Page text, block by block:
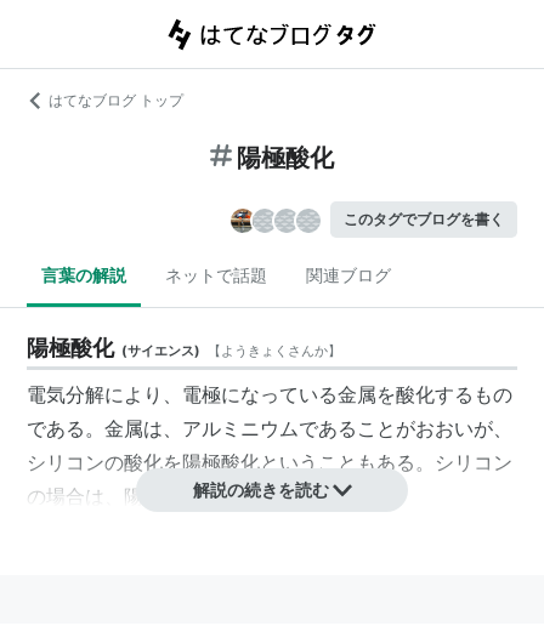
はてなブログ トップ
陽極酸化
このタグでブログを書く
言葉の解説 ネットで話題 関連ブログ
陽極酸化 (サイエンス) 【ようきょくさんか】
電気分解により、電極になっている金属を酸化するもの
である。金属は、アルミニウムであることがおおいが、
シリコンの酸化を陽極酸化ということもある。シリコン
の場合は、陽極化成と言うことが多い。
解説の続きを読む